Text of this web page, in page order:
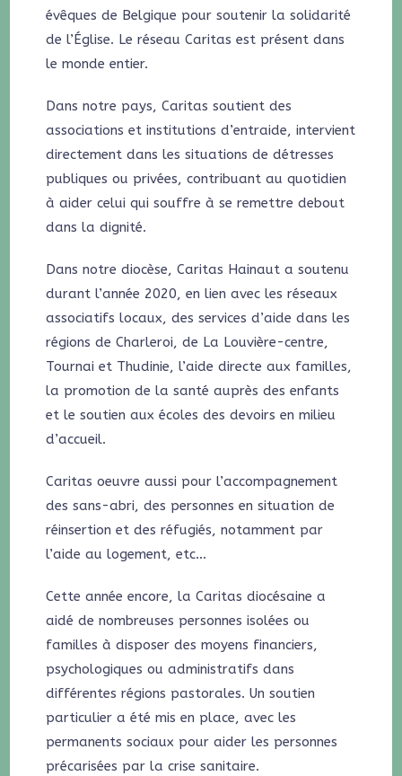
évêques de Belgique pour soutenir la solidarité
de l’Église. Le réseau Caritas est présent dans
le monde entier.
Dans notre pays, Caritas soutient des
associations et institutions d’entraide, intervient
directement dans les situations de détresses
publiques ou privées, contribuant au quotidien
à aider celui qui souffre à se remettre debout
dans la dignité.
Dans notre diocèse, Caritas Hainaut a soutenu
durant l’année 2020, en lien avec les réseaux
associatifs locaux, des services d’aide dans les
régions de Charleroi, de La Louvière-centre,
Tournai et Thudinie, l’aide directe aux familles,
la promotion de la santé auprès des enfants
et le soutien aux écoles des devoirs en milieu
d’accueil.
Caritas oeuvre aussi pour l’accompagnement
des sans-abri, des personnes en situation de
réinsertion et des réfugiés, notamment par
l’aide au logement, etc…
Cette année encore, la Caritas diocésaine a
aidé de nombreuses personnes isolées ou
familles à disposer des moyens financiers,
psychologiques ou administratifs dans
différentes régions pastorales. Un soutien
particulier a été mis en place, avec les
permanents sociaux pour aider les personnes
précarisées par la crise sanitaire.